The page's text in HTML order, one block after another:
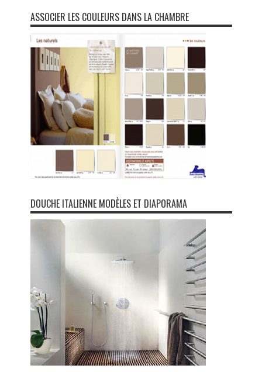
ASSOCIER LES COULEURS DANS LA CHAMBRE
DOUCHE ITALIENNE MODÈLES ET DIAPORAMA